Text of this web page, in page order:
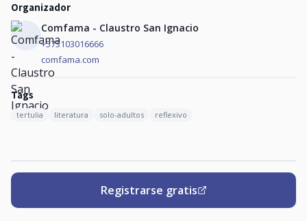
Organizador
Comfama - Claustro San Ignacio
+573103016666
comfama.com
Tags
tertulia literatura solo-adultos reflexivo
Registrarse gratis